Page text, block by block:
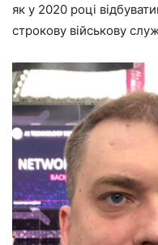
як у 2020 році
строкову військову